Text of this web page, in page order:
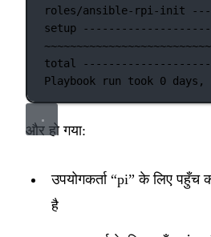
roles/ansible-rpi-init
setup
total
Playbook run took 0
और हो गया:
उपयोगकर्ता “pi” के लिए पहुँच
है